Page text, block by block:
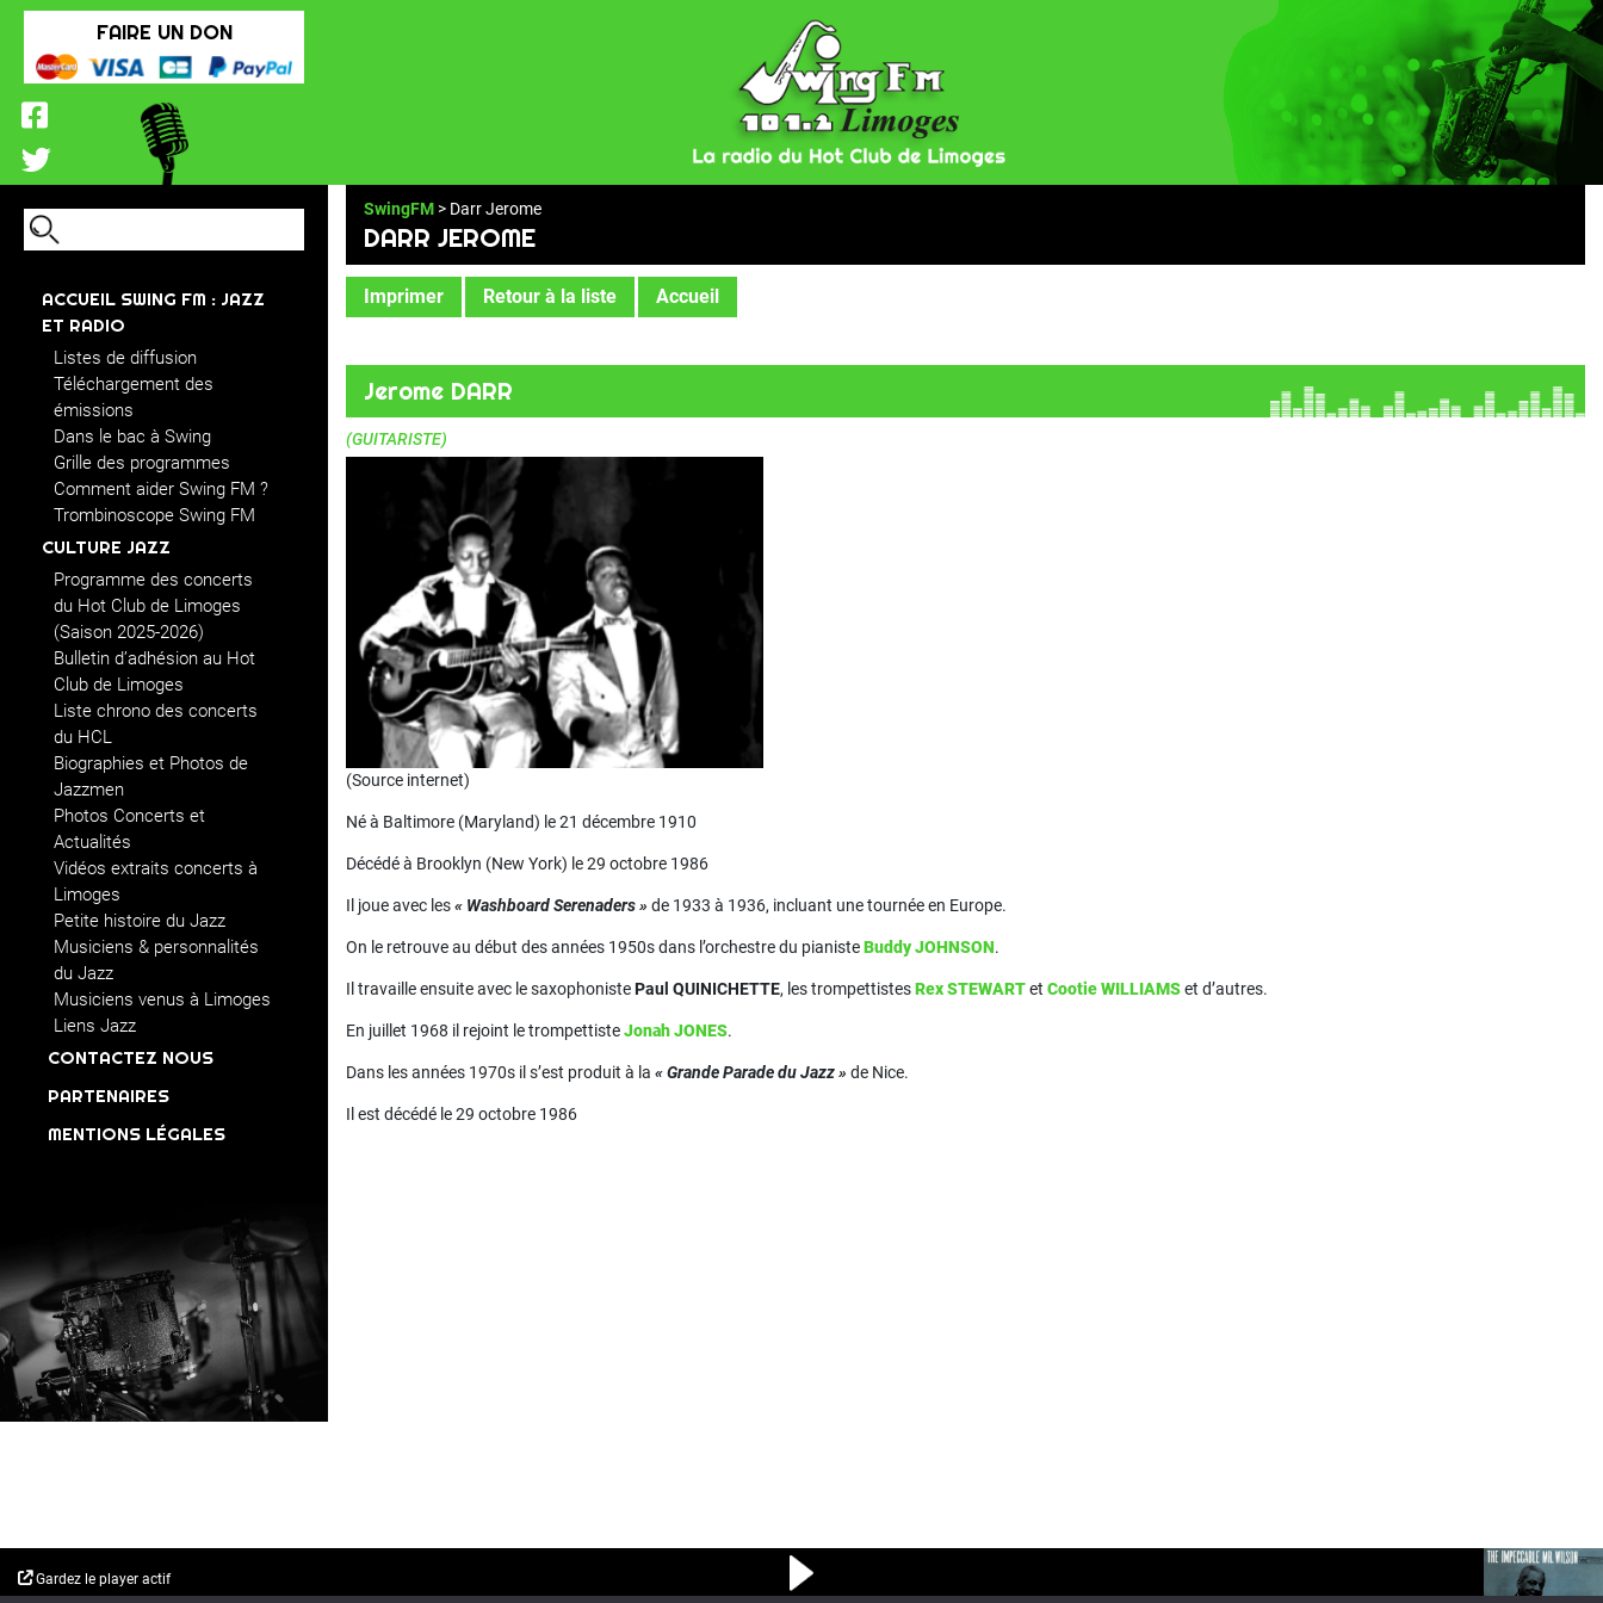
FAIRE UN DON
ACCUEIL SWING FM : JAZZ
ET RADIO
Listes de diffusion
Téléchargement des
émissions
Dans le bac à Swing
Grille des programmes
Comment aider Swing FM ?
Trombinoscope Swing FM
CULTURE JAZZ
Programme des concerts
du Hot Club de Limoges
(Saison 2025-2026)
Bulletin d’adhésion au Hot
Club de Limoges
Liste chrono des concerts
du HCL
Biographies et Photos de
Jazzmen
Photos Concerts et
Actualités
Vidéos extraits concerts à
Limoges
Petite histoire du Jazz
Musiciens & personnalités
du Jazz
Musiciens venus à Limoges
Liens Jazz
CONTACTEZ NOUS
PARTENAIRES
MENTIONS LÉGALES
SwingFM > Darr Jerome
DARR JEROME
Imprimer Retour à la liste Accueil
Jerome DARR
(GUITARISTE)
(Source internet)
Né à Baltimore (Maryland) le 21 décembre 1910
Décédé à Brooklyn (New York) le 29 octobre 1986
Il joue avec les« Washboard Serenaders » de 1933 à 1936, incluant une tournée en Europe.
On le retrouve au début des années 1950s dans l’orchestre du pianisteBuddy JOHNSON.
Il travaille ensuite avec le saxophonistePaul QUINICHETTE, les trompettistesRex STEWARTet Cootie WILLIAMSet d’autres.
En juillet 1968 il rejoint le trompettisteJonah JONES.
Dans les années 1970s il s’est produit à la « Grande Parade du Jazz » de Nice.
Il est décédé le 29 octobre 1986
Gardez le player actif